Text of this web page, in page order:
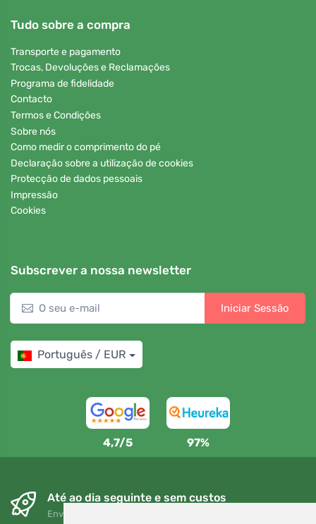
Tudo sobre a compra
Transporte e pagamento
Trocas, Devoluções e Reclamações
Programa de fidelidade
Contacto
Termos e Condições
Sobre nós
Como medir o comprimento do pé
Declaração sobre a utilização de cookies
Protecção de dados pessoais
Impressão
Cookies
Subscrever a nossa newsletter
Iniciar Sessão
Português / EUR
4,7/5 97%
Até ao dia seguinte e sem custos
Envio gratuito para encomendas superiores a 80 EUR